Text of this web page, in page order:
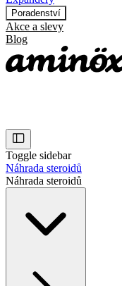
Poradenství
Akce a slevy
Blog
Toggle sidebar
Náhrada steroidů
Náhrada steroidů